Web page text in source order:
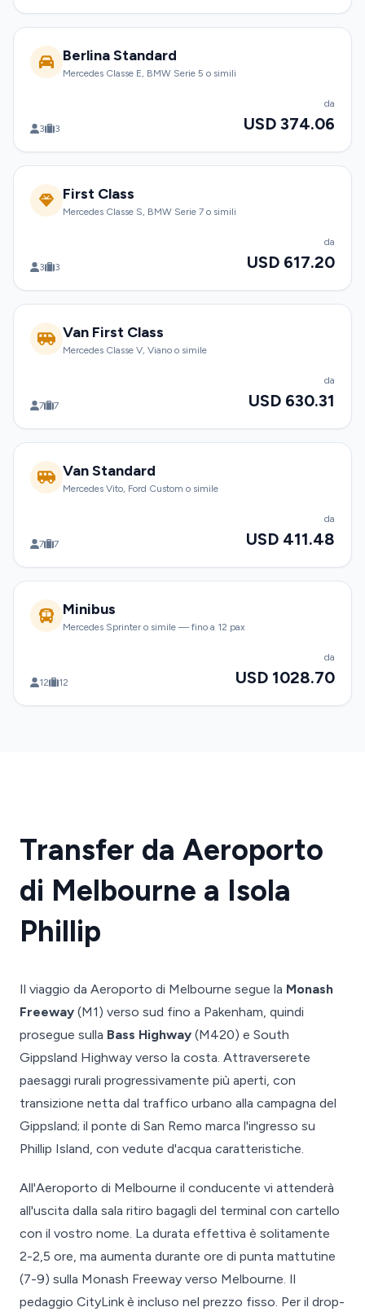
Berlina Standard
Mercedes Classe E, BMW Serie 5 o simili
3 3
da
USD 374.06
First Class
Mercedes Classe S, BMW Serie 7 o simili
3 3
da
USD 617.20
Van First Class
Mercedes Classe V, Viano o simile
7 7
da
USD 630.31
Van Standard
Mercedes Vito, Ford Custom o simile
7 7
da
USD 411.48
Minibus
Mercedes Sprinter o simile — fino a 12 pax
12 12
da
USD 1028.70
Transfer da Aeroporto
di Melbourne a Isola
Phillip
Il viaggio da Aeroporto di Melbourne segue la Monash
Freeway (M1) verso sud fino a Pakenham, quindi
prosegue sulla Bass Highway (M420) e South
Gippsland Highway verso la costa. Attraverserete
paesaggi rurali progressivamente più aperti, con
transizione netta dal traffico urbano alla campagna del
Gippsland; il ponte di San Remo marca l'ingresso su
Phillip Island, con vedute d'acqua caratteristiche.
All'Aeroporto di Melbourne il conducente vi attenderà
all'uscita dalla sala ritiro bagagli del terminal con cartello
con il vostro nome. La durata effettiva è solitamente
2-2,5 ore, ma aumenta durante ore di punta mattutine
(7-9) sulla Monash Freeway verso Melbourne. Il
pedaggio CityLink è incluso nel prezzo fisso. Per il drop-